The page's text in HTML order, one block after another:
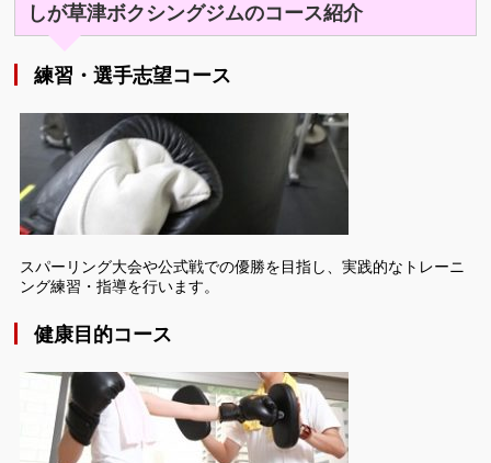
しが草津ボクシングジムのコース紹介
練習・選手志望コース
スパーリング大会や公式戦での優勝を目指し、実践的なトレーニ
ング練習・指導を行います。
健康目的コース